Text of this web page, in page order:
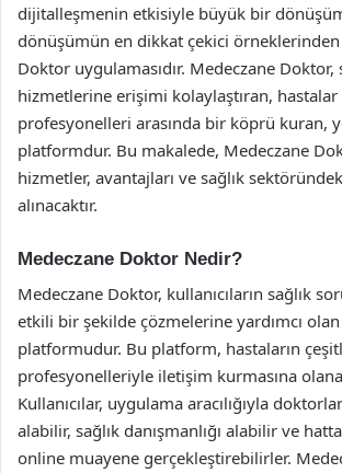
dijitalleşmenin etkisiyle büyük bir
dönüşümün en dikkat çekici
Doktor uygulamasıdır. Medeczane Doktor,
hizmetlerine erişimi kolaylaştıran, hastalar
profesyonelleri arasında bir köprü kuran,
platformdur. Bu makalede, Medeczane
hizmetler, avantajları ve sağlık
alınacaktır.
Medeczane Doktor Nedir?
Medeczane Doktor, kullanıcıların sağlık
etkili bir şekilde çözmelerine yardımcı
platformudur. Bu platform, hastaların
profesyonelleriyle iletişim kurmasına
Kullanıcılar, uygulama aracılığıyla
alabilir, sağlık danışmanlığı alabilir ve
online muayene gerçekleştirebilirler.